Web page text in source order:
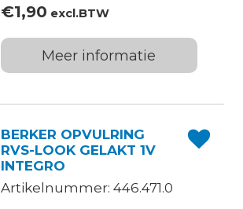
€1,90 excl.BTW
Meer informatie
BERKER OPVULRING
RVS-LOOK GELAKT 1V
INTEGRO
Artikelnummer: 446.471.0